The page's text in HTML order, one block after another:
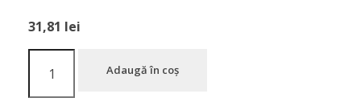
31,81 lei
Adaugă în coș